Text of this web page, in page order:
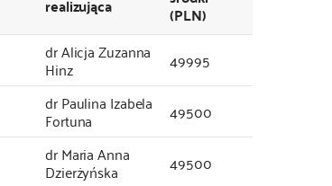
realizująca
(PLN)
dr Alicja Zuzanna
Hinz 49995
dr Paulina Izabela
Fortuna 49500
dr Maria Anna
Dzierżyńska 49500